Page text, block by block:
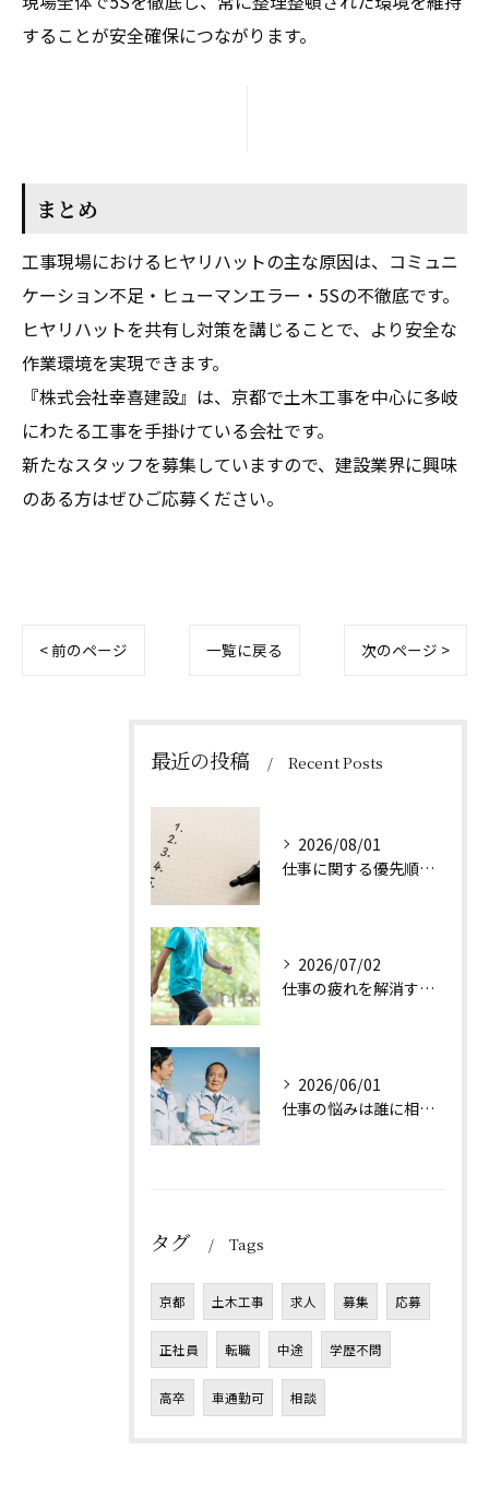
することが安全確保につながります。
まとめ
工事現場におけるヒヤリハットの主な原因は、コミュニ
ケーション不足・ヒューマンエラー・5Sの不徹底です。
ヒヤリハットを共有し対策を講じることで、より安全な
作業環境を実現できます。
『株式会社幸喜建設』は、京都で土木工事を中心に多岐
にわたる工事を手掛けている会社です。
新たなスタッフを募集していますので、建設業界に興味
のある方はぜひご応募ください。
< 前のページ 一覧に戻る 次のページ >
最近の投稿 Recent Posts
2026/08/01
仕事に関する優先順位のつけ方とは
2026/07/02
仕事の疲れを解消する方法は？
2026/06/01
仕事の悩みは誰に相談すれば良い？
タグ Tags
京都 土木工事 求人 募集 応募
正社員 転職 中途 学歴不問
高卒 車通勤可 相談